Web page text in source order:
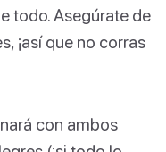
todo. Asegúrate de
¡así que no corras
con ambos